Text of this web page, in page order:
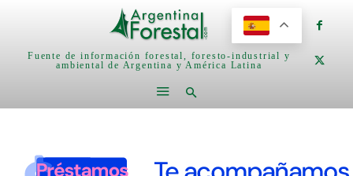
Fuente de información forestal, foresto-industrial y
ambiental de Argentina y América Latina